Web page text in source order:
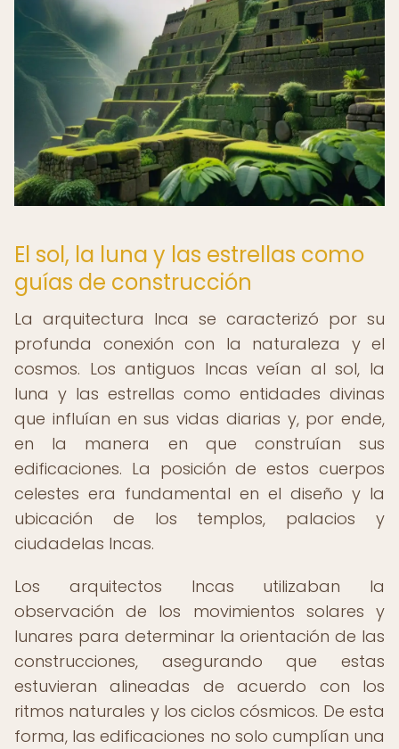
El sol, la luna y las estrellas como
guías de construcción
La arquitectura Inca se caracterizó por su
profunda conexión con la naturaleza y el
cosmos. Los antiguos Incas veían al sol, la
luna y las estrellas como entidades divinas
que influían en sus vidas diarias y, por ende,
en la manera en que construían sus
edificaciones. La posición de estos cuerpos
celestes era fundamental en el diseño y la
ubicación de los templos, palacios y
ciudadelas Incas.
Los arquitectos Incas utilizaban la
observación de los movimientos solares y
lunares para determinar la orientación de las
construcciones, asegurando que estas
estuvieran alineadas de acuerdo con los
ritmos naturales y los ciclos cósmicos. De esta
forma, las edificaciones no solo cumplían una